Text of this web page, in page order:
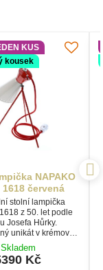
KUS
kousek
NAPAKO
1618 červená
stolní lampička
z 50. let podle
Josefa Hůrky.
unikát v krémově
barvě s novou
a nastavitelným
kloubem.
Skladem
Kč